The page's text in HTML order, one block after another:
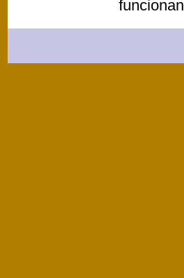
funcionan